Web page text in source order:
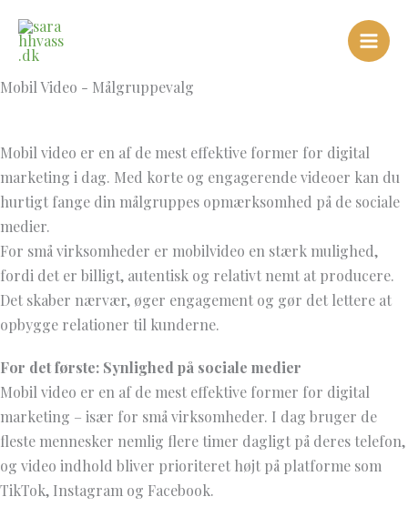
indholdet
Mobil Video - Målgruppevalg
Mobil video er en af de mest effektive former for digital
marketing i dag. Med korte og engagerende videoer kan du
hurtigt fange din målgruppes opmærksomhed på de sociale
medier.
For små virksomheder er mobilvideo en stærk mulighed,
fordi det er billigt, autentisk og relativt nemt at producere.
Det skaber nærvær, øger engagement og gør det lettere at
opbygge relationer til kunderne.
For det første: Synlighed på sociale medier
Mobil video er en af de mest effektive former for digital
marketing – især for små virksomheder. I dag bruger de
fleste mennesker nemlig flere timer dagligt på deres telefon,
og video indhold bliver prioriteret højt på platforme som
TikTok, Instagram og Facebook.